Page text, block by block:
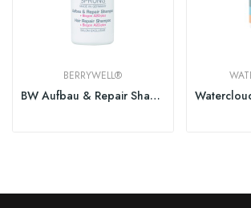
BERRYWELL®
BW Aufbau & Repair Shampoo